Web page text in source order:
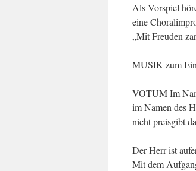
Als Vorspiel
eine
„Mit Freuden
MUSIK zum
VOTUM Im
im Namen des
nicht preisgibt
Der Herr ist
Mit dem